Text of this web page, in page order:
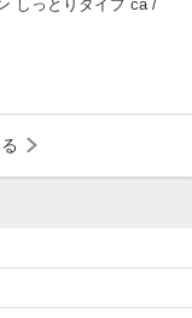
しっとりタイプ ca /